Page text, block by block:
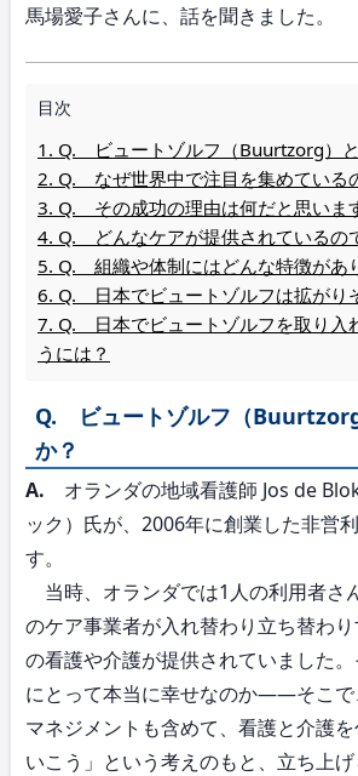
馬場愛子さんに、話を聞きました。
目次
Q. ビュートゾルフ（Buurtzorg）
Q. なぜ世界中で注目を集めている
Q. その成功の理由は何だと思いま
Q. どんなケアが提供されているの
Q. 組織や体制にはどんな特徴があ
Q. 日本でビュートゾルフは拡がり
Q. 日本でビュートゾルフを取り入
うには？
Q. ビュートゾルフ（
か？
A. オランダの地域看護師 Jos de
ック）氏が、2006年に創業した非営
す。
当時、オランダでは1人の利用者さ
のケア事業者が入れ替わり立ち替わ
の看護や介護が提供されていました
にとって本当に幸せなのか――そこで
マネジメントも含めて、看護と介護
いこう」という考えのもと、立ち上げ